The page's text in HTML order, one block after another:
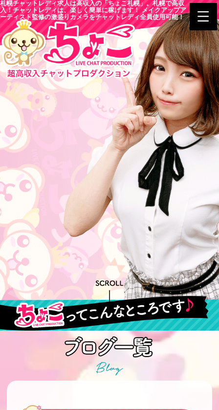
札幌チャットレディ求人は高収入の「ちょこ札幌」。札幌で高収
入！チャットレディは、楽しく簡単に稼げます！ メイクアップア
ーティスト監修の激盛りカメラをチャットレディ全員使用可能！